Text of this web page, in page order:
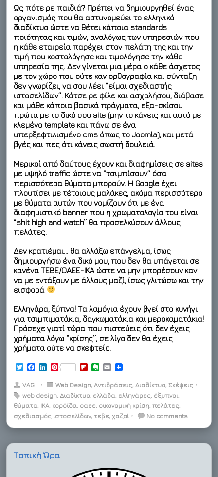
Ως πότε ρε παιδιά? Πρέπει να δημιουργηθεί ένας
οργανισμός που θα αστυνομεύει το ελληνικό
διαδίκτυο ώστε να θέτει κάποια standards
ποιότητας και τιμών, αναλόγως των υπηρεσιών που
η κάθε εταιρεία παρέχει στον πελάτη της και την
τιμή που κοστολόγησε και τιμολόγησε την κάθε
υπηρεσία της. Δεν γίνεται μια μέρα ο κάθε άσχετος
με τον χώρο που ούτε καν ορθογραφία και σύνταξη
δεν γνωρίζει, να σου λέει “είμαι σχεδιαστής
ιστοσελίδων”. Κάτσε ρε φίλε και ασχολήσου, διάβασε
και μάθε κάποια βασικά πράγματα, εξα-σκίσου
πρώτα με το δικό σου site (μην το κάνεις και αυτό με
κλεμένο template και πάνω σε ένα
υπερξεφτιλισμένο cms όπως το Joomla), και μετά
βγές και πες ότι κάνεις σωστή δουλειά.
Μερικοί από δαύτους έχουν και διαφημίσεις σε sites
με υψηλό traffic ώστε να “τσιμπίσουν” όσα
περισσότερα θύματα μπορούν. Η Google έχει
πλουτίσει με τέτοιους μαλάκες, ακόμα περισσότερο
με θύματα αυτών που νομίζουν ότι με ένα
διαφημιστικό banner που η χρωματολογία του είναι
“shit high and watch” θα προσελκύσουν άλλους
πελάτες.
Δεν κρατιέμαι… θα αλλάξω επάγγελμα, ίσως
δημιουργήσω ένα δικό μου, που δεν θα υπάγεται σε
κανένα ΤΕΒΕ/ΟΑΕΕ-IKA ώστε να μην μπορέσουν καν
να με εντάξουν με άλλους μαζί, ίσως γλιτώσω και την
εισφορά
Ελληνάρα, ξύπνα! Τα λαμόγια έχουν βγεί στο κυνήγι
για τσιμπιματάκια, δαγκωματάκια και μεροκαματάκια!
Πρόσεχε γιατί τώρα που πιστεύεις ότι δεν έχεις
χρήματα λόγω “κρίσης”, σε λίγο δεν θα έχεις
χρήματα ούτε να σκεφτείς.
i
t
e
r
e
b
o
o
n
e
d
I
P
n
e
r
e
t
i
b
o
a
d
e
n
o
t
e
E
a
i
l
VAG ⋅ Web Design,Αντιδράσεις,Διαδίκτυο,Σκέψεις ⋅
web design,Διαδίκτυο, ελλάδα, ελληνάρες, έξυπνοι,
θύματα, ΙΚΑ, κορόϊδα, οαεε, οικονομική κρίση,πελάτες,
σχεδιασμός ιστοσελίδων,τεβε, χαζοί ⋅ No comments
Τοπική Ώρα